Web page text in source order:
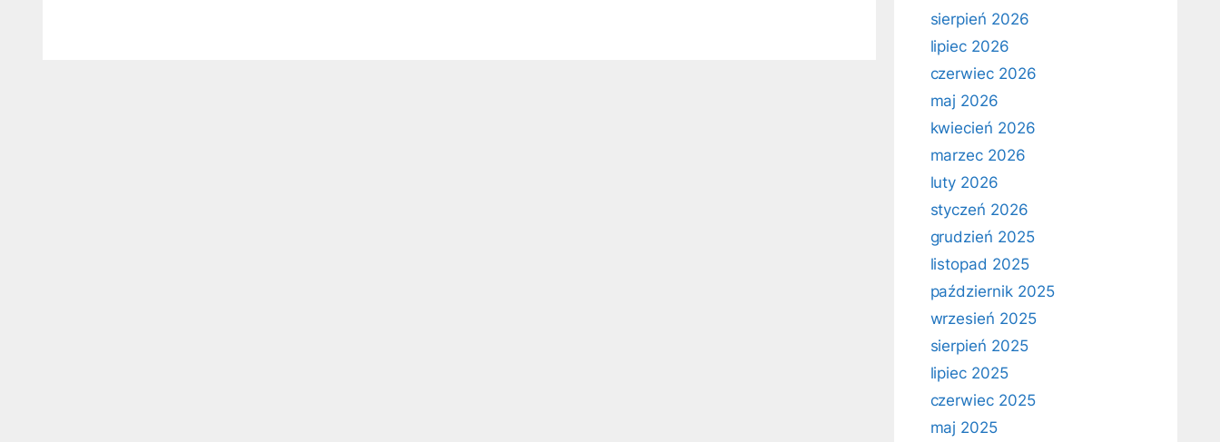
sierpień 2026
lipiec 2026
czerwiec 2026
maj 2026
kwiecień 2026
marzec 2026
luty 2026
styczeń 2026
grudzień 2025
listopad 2025
październik 2025
wrzesień 2025
sierpień 2025
lipiec 2025
czerwiec 2025
maj 2025